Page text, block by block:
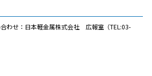
合わせ：日本軽金属株式会社 広報室（TEL:03-